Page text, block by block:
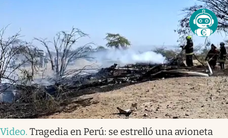
Video. Tragedia en Perú: se estrelló una avioneta